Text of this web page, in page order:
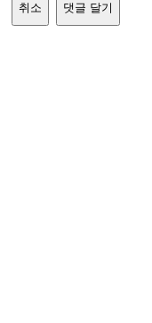
취소 댓글 달기